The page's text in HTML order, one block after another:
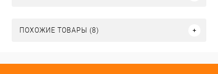
ПОХОЖИЕ ТОВАРЫ (8)